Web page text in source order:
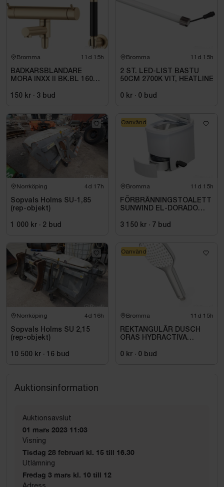
Bromma 11d 15h
BADKARSBLANDARE
MORA INXX II BK.BL 160
BORSTAD MÄSSING PVD
150 kr · 3 bud
Bromma 11d 15h
2 ST. LED-LIST BASTU
50CM 2700K VIT, HEATLINE
0 kr · 0 bud
Norrköping 4d 17h
Sopvals Holms SU-1,85
(rep-objekt)
1 000 kr · 2 bud
Bromma 11d 15h
FÖRBRÄNNINGSTOALETT
SUNWIND EL-DORADO
3 150 kr · 7 bud
Oanvänd
Norrköping 4d 16h
Sopvals Holms SU 2,15
(rep-objekt)
10 500 kr · 16 bud
Bromma 11d 15h
REKTANGULÄR DUSCH
ORAS HYDRACTIVA
STÅLLÄGE.
0 kr · 0 bud
Oanvänd
Auktionsinformation
Auktionsavslut
01 mars 2023 11:03
Visning
Tisdag 28 februari kl. 15 till 16.30
Utlämning
Fredag 3 mars kl. 10 till 12